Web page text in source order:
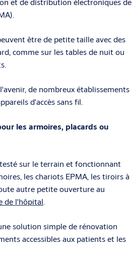
être de petite taille avec des
comme sur les tables de nuit ou
de nombreux établissements
d'accès sans fil.
les armoires, placards ou
sur le terrain et fonctionnant
les chariots EPMA, les tiroirs à
autre petite ouverture au
de l'hôpital.
solution simple de rénovation
accessibles aux patients et les